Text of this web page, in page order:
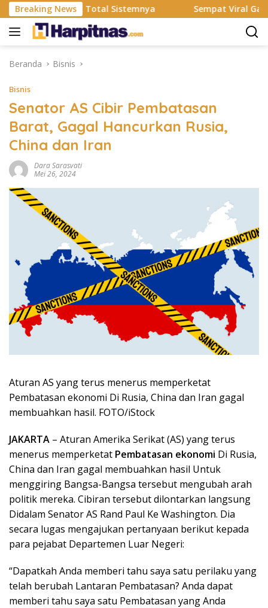
Langsung
ke
konten
Breaking News
Rombak Total Sistemnya Sempat Viral Gaya ASI
Beranda Bisnis
Bisnis
Senator AS Cibir Pembatasan
Barat, Gagal Hancurkan Rusia,
China dan Iran
Dara Sarasvati
Mei 26, 2024
Aturan AS yang terus menerus memperketat
Pembatasan ekonomi Di Rusia, China dan Iran gagal
membuahkan hasil. FOTO/iStock
JAKARTA – Aturan Amerika Serikat (AS) yang terus
menerus memperketat Pembatasan ekonomi Di Rusia,
China dan Iran gagal membuahkan hasil Untuk
menggiring Bangsa-Bangsa tersebut mengubah arah
politik mereka. Cibiran tersebut dilontarkan langsung
Didalam Senator AS Rand Paul Ke Washington. Dia
secara lugas mengajukan pertanyaan berikut kepada
para pejabat Departemen Luar Negeri:
“Dapatkah Anda memberi tahu saya satu perilaku yang
telah berubah Lantaran Pembatasan? Anda dapat
memberi tahu saya satu Pembatasan yang Anda